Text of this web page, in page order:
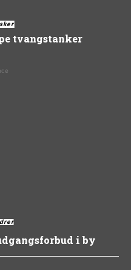
tvangstanker
i by